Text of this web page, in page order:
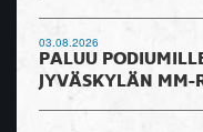
03.08.2026
PALUU
JYVÄSKYLÄN MM-